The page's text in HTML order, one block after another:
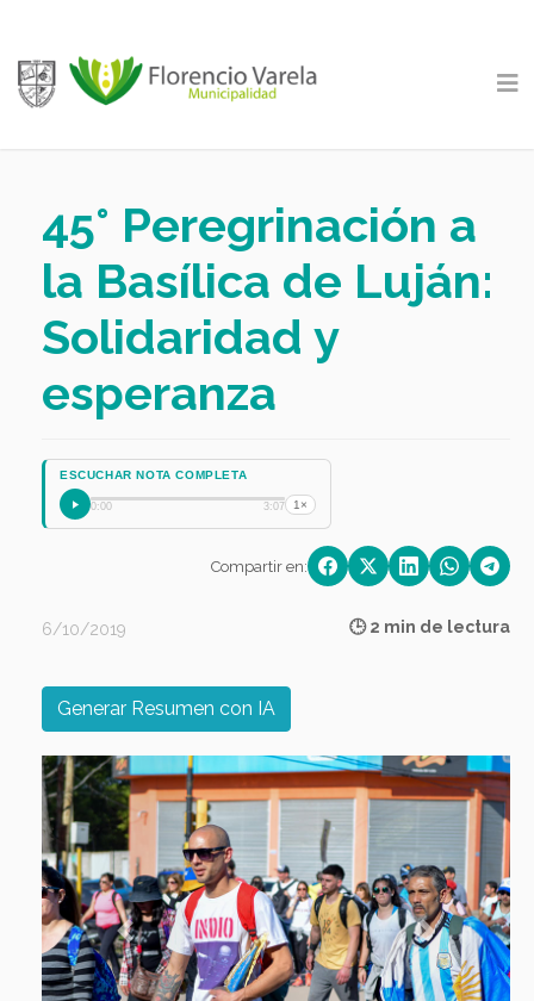
45° Peregrinación a
la Basílica de Luján:
Solidaridad y
esperanza
ESCUCHAR NOTA COMPLETA
0:00 3:07 1×
Compartir en:
6/10/2019 🕒 2 min de lectura
Generar Resumen con IA
Previous Next